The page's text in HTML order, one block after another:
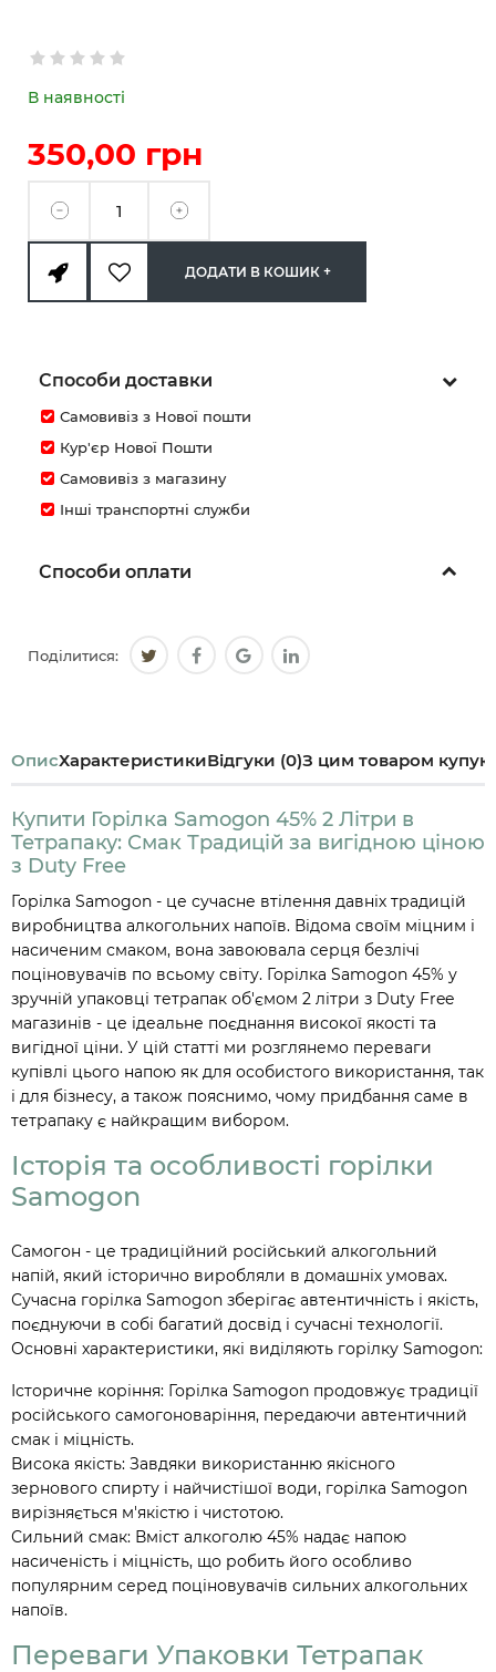
В наявності
350,00 грн
ДОДАТИ В КОШИК +
Способи доставки
Самовивіз з Нової пошти
Кур'єр Нової Пошти
Самовивіз з магазину
Інші транспортні служби
Способи оплати
Поділитися:
ОписХарактеристикиВідгуки (0)З цим товаром
Купити Горілка Samogon 45% 2 Літри в
Тетрапаку: Смак Традицій за вигідною ціною
з Duty Free
Горілка Samogon - це сучасне втілення давніх традицій
виробництва алкогольних напоїв. Відома своїм міцним і
насиченим смаком, вона завоювала серця безлічі
поціновувачів по всьому світу. Горілка Samogon 45% у
зручній упаковці тетрапак об'ємом 2 літри з Duty Free
магазинів - це ідеальне поєднання високої якості та
вигідної ціни. У цій статті ми розглянемо переваги
купівлі цього напою як для особистого використання, так
і для бізнесу, а також пояснимо, чому придбання саме в
тетрапаку є найкращим вибором.
Історія та особливості горілки
Samogon
Самогон - це традиційний російський алкогольний
напій, який історично виробляли в домашніх умовах.
Сучасна горілка Samogon зберігає автентичність і якість,
поєднуючи в собі багатий досвід і сучасні технології.
Основні характеристики, які виділяють горілку Samogon:
Історичне коріння: Горілка Samogon продовжує традиції
російського самогоноваріння, передаючи автентичний
смак і міцність.
Висока якість: Завдяки використанню якісного
зернового спирту і найчистішої води, горілка Samogon
вирізняється м'якістю і чистотою.
Сильний смак: Вміст алкоголю 45% надає напою
насиченість і міцність, що робить його особливо
популярним серед поціновувачів сильних алкогольних
напоїв.
Переваги Упаковки Тетрапак